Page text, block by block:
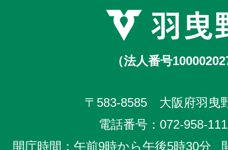
（法人番号
〒583-8585 大阪府羽曳
電話番号： 072-958-
開庁時間：午前9時から午後5時30分